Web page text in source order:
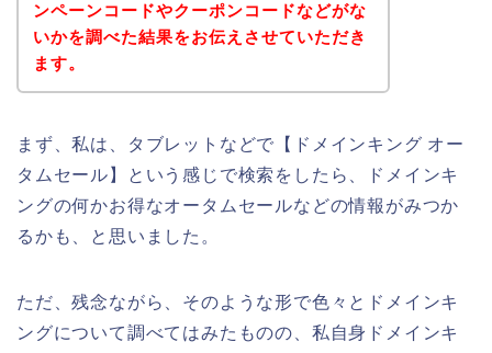
ンペーンコードやクーポンコードなどがな
いかを調べた結果をお伝えさせていただき
ます。
まず、私は、タブレットなどで【ドメインキング オー
タムセール】という感じで検索をしたら、ドメインキ
ングの何かお得なオータムセールなどの情報がみつか
るかも、と思いました。
ただ、残念ながら、そのような形で色々とドメインキ
ングについて調べてはみたものの、私自身ドメインキ